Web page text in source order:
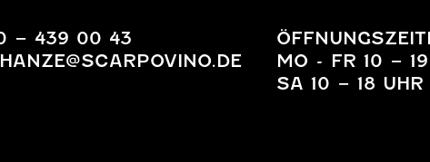
– 439 00 43
MO - FR 10 –
SA 10 – 18 UHR